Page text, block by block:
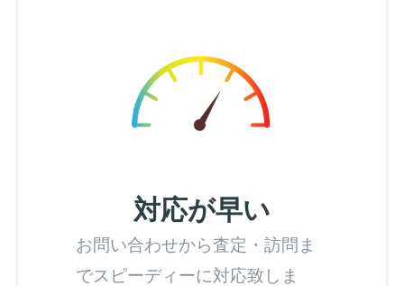
対応が早い
お問い合わせから査定・訪問ま
でスピーディーに対応致しま